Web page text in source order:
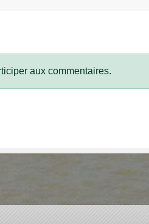
aux commentaires.